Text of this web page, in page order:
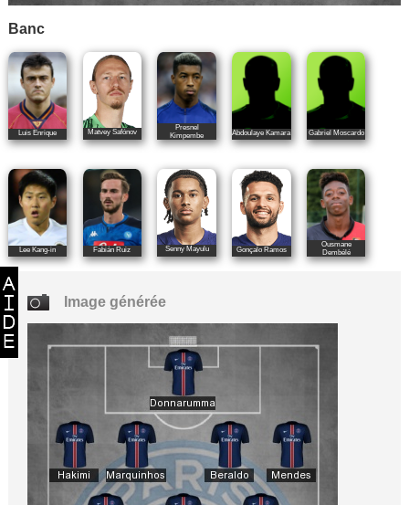
Banc
Luis Enrique Matvey Safónov
Presnel
Kimpembe
Abdoulaye Kamara Gabriel Moscardo
Lee Kang-in Fabián Ruiz Senny Mayulu Gonçalo Ramos
Ousmane
Dembélé
Image générée